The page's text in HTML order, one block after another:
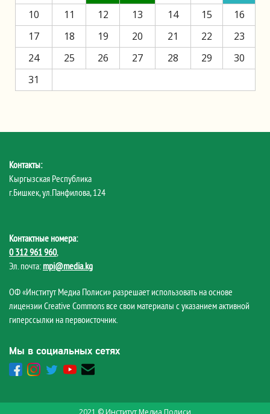
10
11 12 13 14 15
16
17
18 19 20 21 22
23
24
25 26 27 28 29
30
31
Контакты:
Кыргызская Республика
г.Бишкек, ул.Панфилова, 124
Контактные номера:
0 312 961 960,
Эл. почта: mpi@media.kg
ОФ «Институт Медиа Полиси» разрешает использовать на основе
лицензии Creative Commons все свои материалы с указанием активной
гиперссылки на первоисточник.
Мы в социальных сетях
2021 © Институт Медиа Полиси